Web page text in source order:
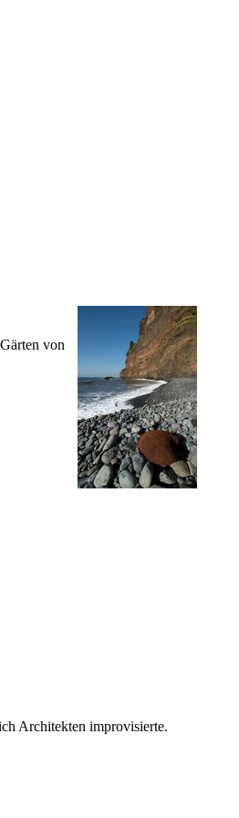
von
Architekten improvisierte.